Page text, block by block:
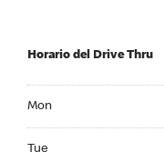
Horario del Drive Thru
Mon
Tue